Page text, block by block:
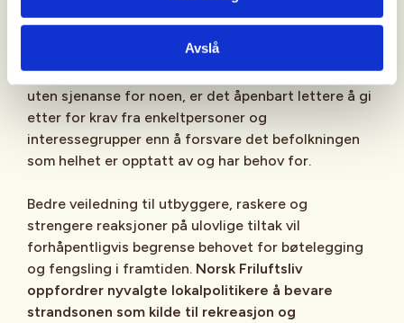
Avslå
Ferske tall viser at omtrent 85 % av alle
dispensasjonssøknader om å bygge i strandsonen
ble innvilget i fjor. Selv om vi trekker fra enkle tiltak
uten sjenanse for noen, er det åpenbart lettere å gi
etter for krav fra enkeltpersoner og
interessegrupper enn å forsvare det befolkningen
som helhet er opptatt av og har behov for.
Bedre veiledning til utbyggere, raskere og
strengere reaksjoner på ulovlige tiltak vil
forhåpentligvis begrense behovet for bøtelegging
og fengsling i framtiden. Norsk Friluftsliv
oppfordrer nyvalgte lokalpolitikere å bevare
strandsonen som kilde til rekreasjon og